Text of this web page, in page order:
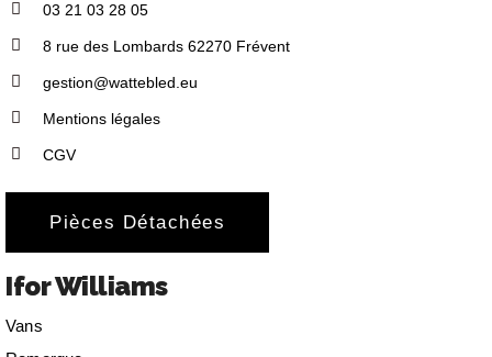
03 21 03 28 05
8 rue des Lombards 62270 Frévent
gestion@wattebled.eu
Mentions légales
CGV
Pièces Détachées
Ifor Williams
Vans